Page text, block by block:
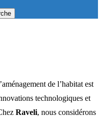
de l’habitat est
technologiques et
Raveli, nous considérons